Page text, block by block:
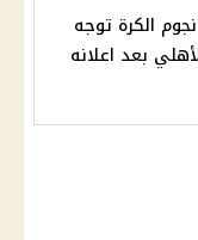
الكرة توجه
بعد اعلانه